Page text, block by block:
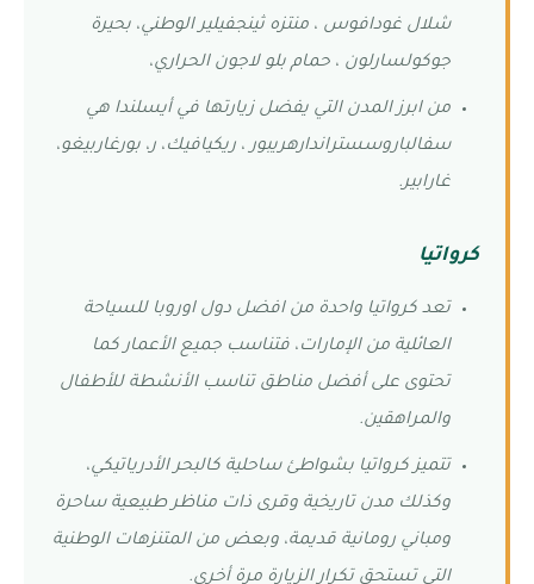
شلال غودافوس ، منتزه ثينجفيلير الوطني، بحيرة
جوكولسارلون ، حمام بلو لاجون الحراري،
من ابرز المدن التي يفضل زيارتها في أيسلندا هي
سفالباروسستراندارهريبور ، ريكيافيك، ر، بورغاربيغو،
غارابير.
كرواتيا
تعد كرواتيا واحدة من افضل دول اوروبا للسياحة
العائلية من الإمارات، فتناسب جميع الأعمار كما
تحتوى على أفضل مناطق تناسب الأنشطة للأطفال
والمراهقين.
تتميز كرواتيا بشواطئ ساحلية كالبحر الأدرياتيكي،
وكذلك مدن تاريخية وقرى ذات مناظر طبيعية ساحرة
ومباني رومانية قديمة، وبعض من المتنزهات الوطنية
التي تستحق تكرار الزيارة مرة أخرى.